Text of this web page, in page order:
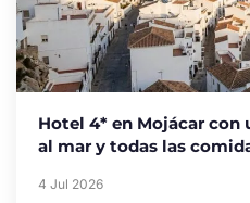
Hotel 4* en Mojácar con
al mar y todas las
4 Jul 2026